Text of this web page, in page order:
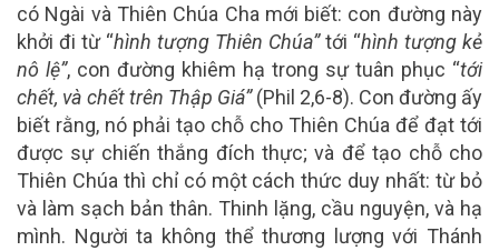
có Ngài và Thiên Chúa Cha mới biết: con đường này
khởi đi từ “hình tượng Thiên Chúa”tới “hình tượng kẻ
nô lệ”, con đường khiêm hạ trong sự tuân phục “tới
chết, và chết trên Thập Giá”(Phil 2,6-8). Con đường ấy
biết rằng, nó phải tạo chỗ cho Thiên Chúa để đạt tới
được sự chiến thắng đích thực; và để tạo chỗ cho
Thiên Chúa thì chỉ có một cách thức duy nhất: từ bỏ
và làm sạch bản thân. Thinh lặng, cầu nguyện, và hạ
mình. Người ta không thể thương lượng với Thánh